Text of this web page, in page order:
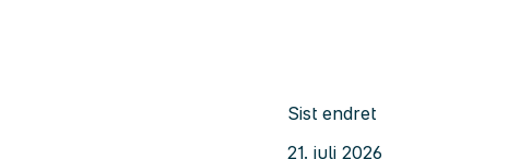
Sist endret
21. juli 2026